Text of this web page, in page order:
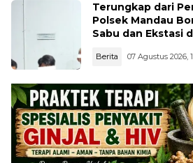
Terungkap dari
Polsek Mandau
Sabu dan Ekstasi
Berita 07 Agustus 2026,